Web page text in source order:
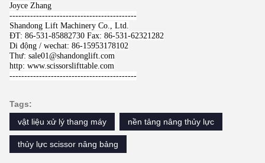
Joyce Zhang
-------------------------------------------
Shandong Lift Machinery Co., Ltd.
ĐT: 86-531-85882730 Fax: 86-531-62321282
Di động / wechat: 86-15953178102
Thư: sale01@shandonglift.com
http: www.scissorslifttable.com
-------------------------------------------
Tags:
vật liệu xử lý thang máy
nền tảng nâng thủy lực
thủy lực scissor nâng bảng